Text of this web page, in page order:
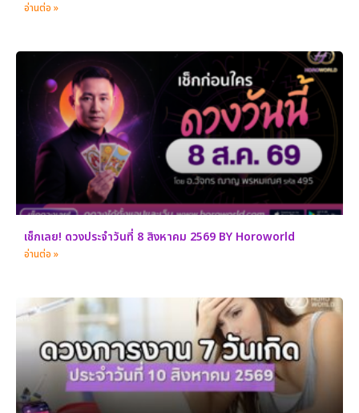
อ่านต่อ »
เช็กเลย! ดวงประจำวันที่ 8 สิงหาคม 2569 BY Horoworld
อ่านต่อ »